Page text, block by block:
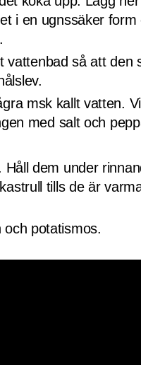
i en ugnssäker form
vattenbad så att den
msk kallt vatten.
med salt och
dem under
tills de är
potatismos.